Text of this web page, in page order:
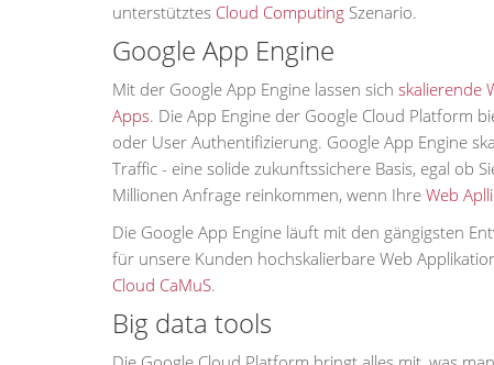
unterstütztes Cloud Computing Szenario.
Google App Engine
Mit der Google App Engine lassen sich skalierende
Apps. Die App Engine der Google Cloud Platform
oder User Authentifizierung. Google App Engine
Traffic - eine solide zukunftssichere Basis, egal ob
Millionen Anfrage reinkommen, wenn Ihre Web
Die Google App Engine läuft mit den gängigsten
für unsere Kunden hochskalierbare Web
Cloud CaMuS.
Big data tools